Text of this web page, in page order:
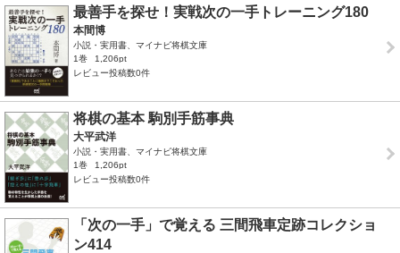
最善手を探せ！実戦次の一手トレーニング180
本間博
小説・実用書、マイナビ将棋文庫
1巻
1,206pt
レビュー投稿数0件
将棋の基本 駒別手筋事典
大平武洋
小説・実用書、マイナビ将棋文庫
1巻
1,206pt
レビュー投稿数0件
「次の一手」で覚える 三間飛車定跡コレクショ
ン414